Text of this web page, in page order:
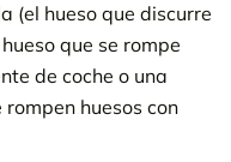
(el hueso que discurre
que se rompe
de coche o una
huesos con